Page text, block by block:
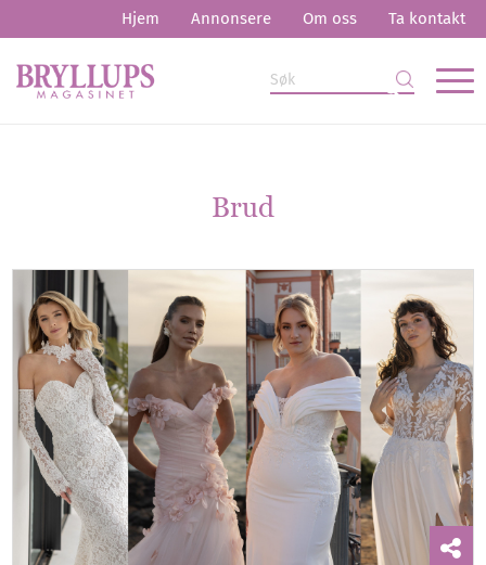
Hjem Annonsere Om oss Ta kontakt
Brud